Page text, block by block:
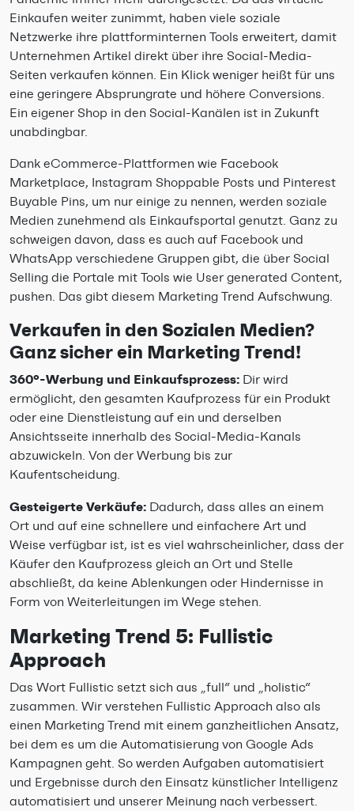
Einkaufen weiter zunimmt, haben viele soziale
Netzwerke ihre plattforminternen Tools erweitert, damit
Unternehmen Artikel direkt über ihre Social-Media-
Seiten verkaufen können. Ein Klick weniger heißt für uns
eine geringere Absprungrate und höhere Conversions.
Ein eigener Shop in den Social-Kanälen ist in Zukunft
unabdingbar.
Dank eCommerce-Plattformen wie Facebook
Marketplace, Instagram Shoppable Posts und Pinterest
Buyable Pins, um nur einige zu nennen, werden soziale
Medien zunehmend als Einkaufsportal genutzt. Ganz zu
schweigen davon, dass es auch auf Facebook und
WhatsApp verschiedene Gruppen gibt, die über Social
Selling die Portale mit Tools wie User generated Content,
pushen. Das gibt diesem Marketing Trend Aufschwung.
Verkaufen in den Sozialen Medien?
Ganz sicher ein Marketing Trend!
360°-Werbung und Einkaufsprozess: Dir wird
ermöglicht, den gesamten Kaufprozess für ein Produkt
oder eine Dienstleistung auf ein und derselben
Ansichtsseite innerhalb des Social-Media-Kanals
abzuwickeln. Von der Werbung bis zur
Kaufentscheidung.
Gesteigerte Verkäufe: Dadurch, dass alles an einem
Ort und auf eine schnellere und einfachere Art und
Weise verfügbar ist, ist es viel wahrscheinlicher, dass der
Käufer den Kaufprozess gleich an Ort und Stelle
abschließt, da keine Ablenkungen oder Hindernisse in
Form von Weiterleitungen im Wege stehen.
Marketing Trend 5: Fullistic
Approach
Das Wort Fullistic setzt sich aus „full“ und „holistic“
zusammen. Wir verstehen Fullistic Approach also als
einen Marketing Trend mit einem ganzheitlichen Ansatz,
bei dem es um die Automatisierung von Google Ads
Kampagnen geht. So werden Aufgaben automatisiert
und Ergebnisse durch den Einsatz künstlicher Intelligenz
automatisiert und unserer Meinung nach verbessert.